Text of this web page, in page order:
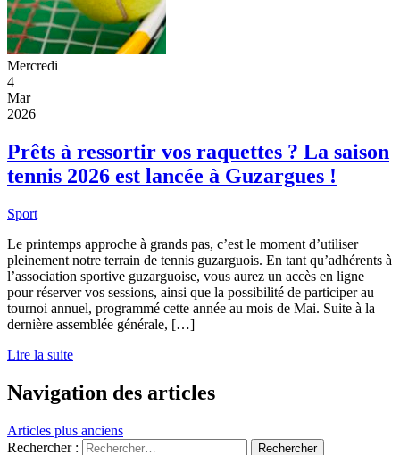
Mercredi
4
Mar
2026
Prêts à ressortir vos raquettes ? La saison
tennis 2026 est lancée à Guzargues !
Sport
Le printemps approche à grands pas, c’est le moment d’utiliser
pleinement notre terrain de tennis guzarguois. En tant qu’adhérents à
l’association sportive guzarguoise, vous aurez un accès en ligne
pour réserver vos sessions, ainsi que la possibilité de participer au
tournoi annuel, programmé cette année au mois de Mai. Suite à la
dernière assemblée générale, […]
Lire la suite
Navigation des articles
Articles plus anciens
Rechercher :